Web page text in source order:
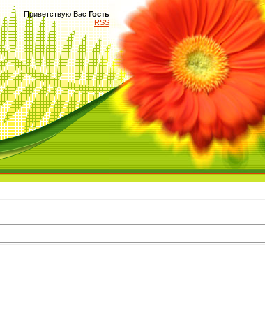
Приветствую Вас Гость
RSS